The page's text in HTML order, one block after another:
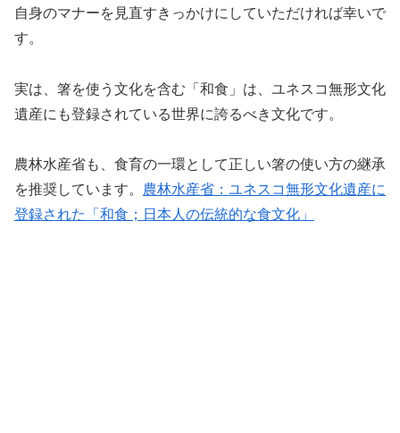
自身のマナーを見直すきっかけにしていただければ幸いで
す。
実は、箸を使う文化を含む「和食」は、ユネスコ無形文化
遺産にも登録されている世界に誇るべき文化です。
農林水産省も、食育の一環として正しい箸の使い方の継承
を推奨しています。 農林水産省：ユネスコ無形文化遺産に
登録された「和食；日本人の伝統的な食文化」